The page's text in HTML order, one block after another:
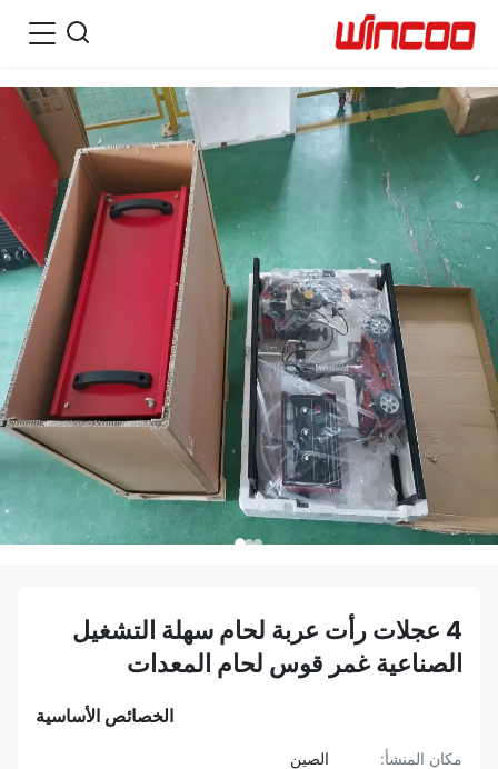
4 عجلات رأت عربة لحام سهلة التشغيل
الصناعية غمر قوس لحام المعدات
الخصائص الأساسية
مكان المنشأ:
الصين